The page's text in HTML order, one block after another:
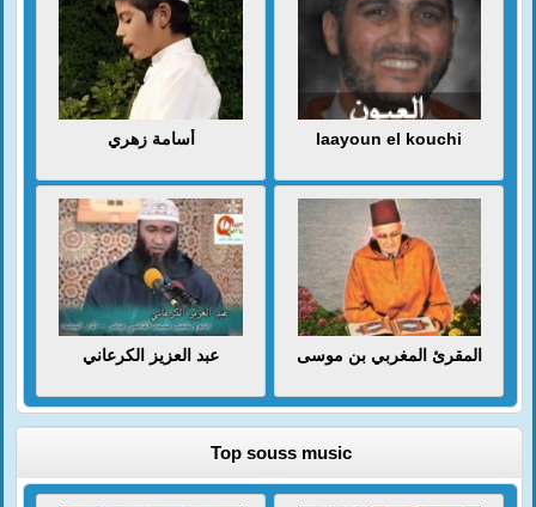
أسامة زهري laayoun el kouchi
عبد العزيز الكرعاني المقرئ المغربي بن موسى
Top souss music